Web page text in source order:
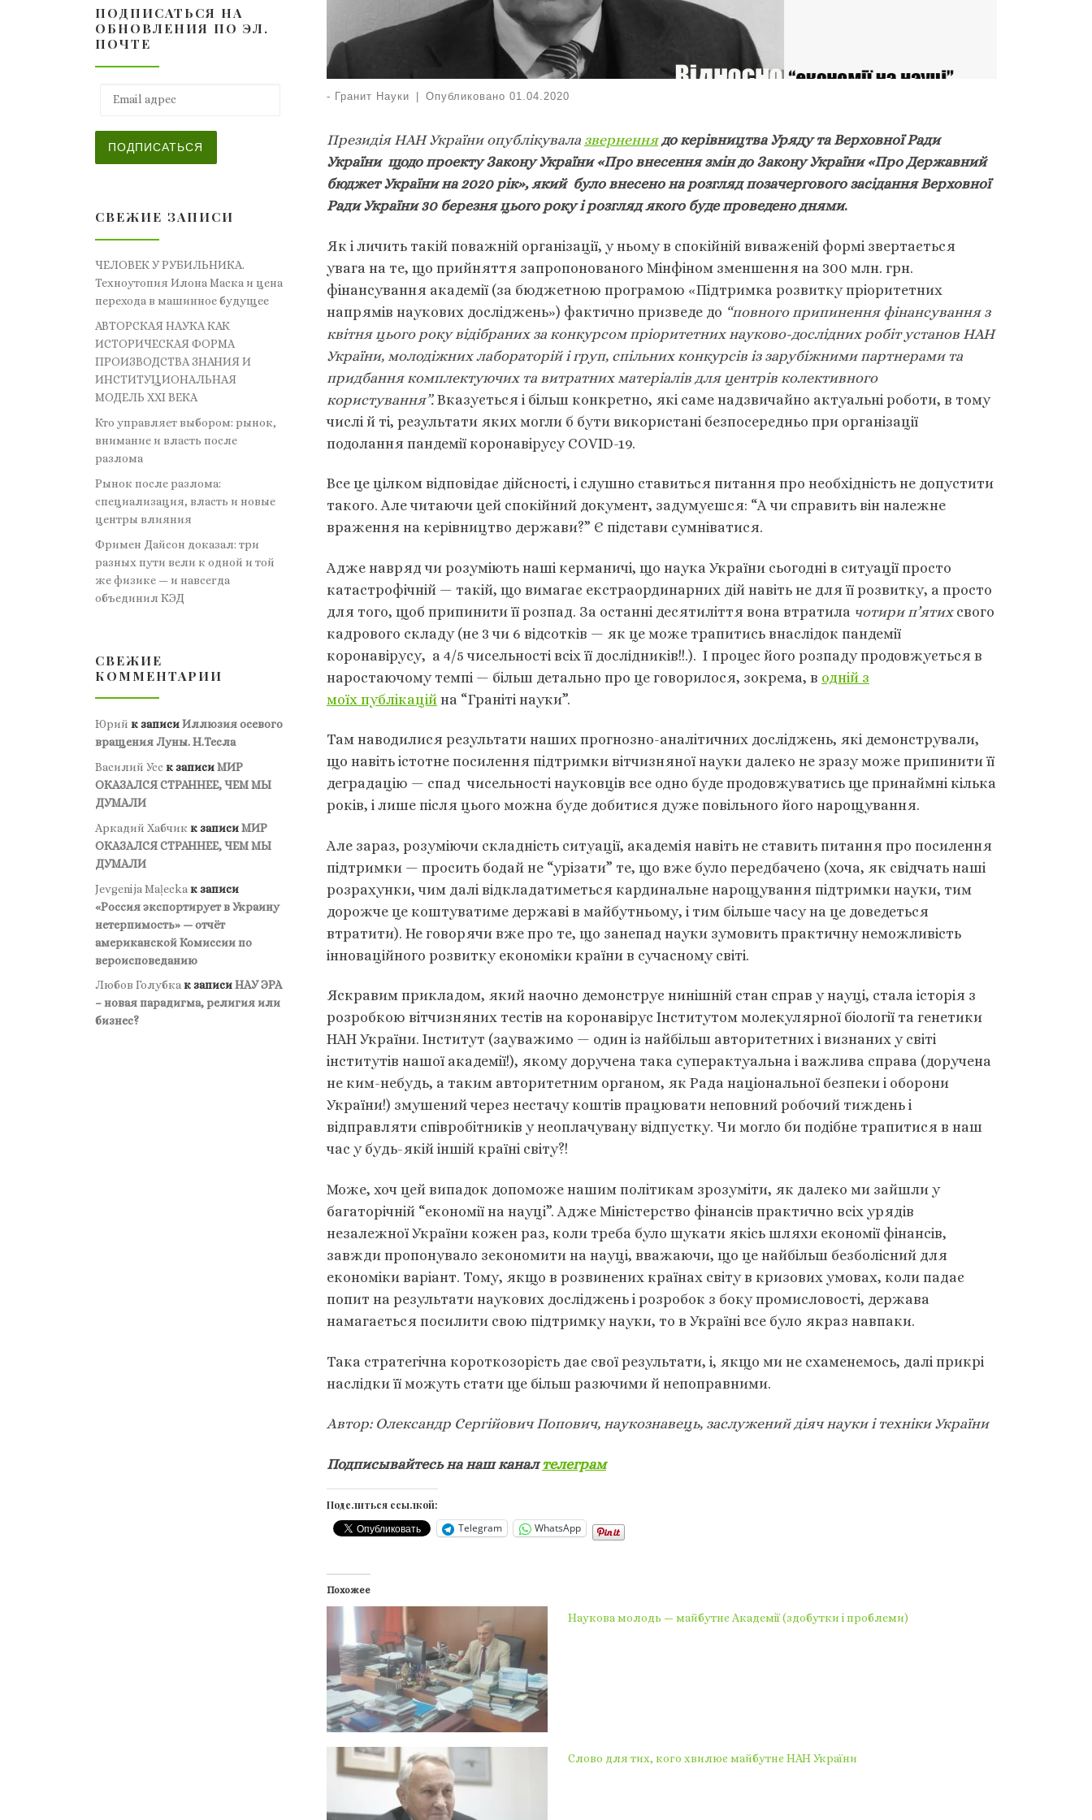
- Гранит Науки Опубликовано 01.04.2020
Президія НАН України опублікувала звернення до керівництва Уряду та Верховної Ради
України щодо проекту Закону України «Про внесення змін до Закону України «Про Державний
бюджет України на 2020 рік», який було внесено на розгляд позачергового засідання Верховної
Ради України 30 березня цього року і розгляд якого буде проведено днями.
Як і личить такій поважній організації, у ньому в спокійній виваженій формі звертається
увага на те, що прийняття запропонованого Мінфіном зменшення на 300 млн. грн.
фінансування академії (за бюджетною програмою «Підтримка розвитку пріоритетних
напрямів наукових досліджень») фактично призведе до “повного припинення фінансування з
квітня цього року відібраних за конкурсом пріоритетних науково-дослідних робіт установ НАН
України, молодіжних лабораторій і груп, спільних конкурсів із зарубіжними партнерами та
придбання комплектуючих та витратних матеріалів для центрів колективного
користування”. Вказується і більш конкретно, які саме надзвичайно актуальні роботи, в тому
числі й ті, результати яких могли б бути використані безпосередньо при організації
подолання пандемії коронавірусу COVID-19.
Все це цілком відповідає дійсності, і слушно ставиться питання про необхідність не допустити
такого. Але читаючи цей спокійний документ, задумуєшся: “А чи справить він належне
враження на керівництво держави?” Є підстави сумніватися.
Адже навряд чи розуміють наші керманичі, що наука України сьогодні в ситуації просто
катастрофічній — такій, що вимагає екстраординарних дій навіть не для її розвитку, а просто
для того, щоб припинити її розпад. За останні десятиліття вона втратила чотири п’ятих свого
кадрового складу (не 3 чи 6 відсотків — як це може трапитись внаслідок пандемії
коронавірусу, а 4/5 чисельності всіх її дослідників!!.). І процес його розпаду продовжується в
наростаючому темпі — більш детально про це говорилося, зокрема, в одній з
моїх публікацій на “Граніті науки”.
Там наводилися результати наших прогнозно-аналітичних досліджень, які демонстрували,
що навіть істотне посилення підтримки вітчизняної науки далеко не зразу може припинити її
деградацію — спад чисельності науковців все одно буде продовжуватись ще принаймні кілька
років, і лише після цього можна буде добитися дуже повільного його нарощування.
Але зараз, розуміючи складність ситуації, академія навіть не ставить питання про посилення
підтримки — просить бодай не “урізати” те, що вже було передбачено (хоча, як свідчать наші
розрахунки, чим далі відкладатиметься кардинальне нарощування підтримки науки, тим
дорожче це коштуватиме державі в майбутньому, і тим більше часу на це доведеться
втратити). Не говорячи вже про те, що занепад науки зумовить практичну неможливість
інноваційного розвитку економіки країни в сучасному світі.
Яскравим прикладом, який наочно демонструє нинішній стан справ у науці, стала історія з
розробкою вітчизняних тестів на коронавірус Інститутом молекулярної біології та генетики
НАН України. Інститут (зауважимо — один із найбільш авторитетних і визнаних у світі
інститутів нашої академії!), якому доручена така суперактуальна і важлива справа (доручена
не ким-небудь, а таким авторитетним органом, як Рада національної безпеки і оборони
України!) змушений через нестачу коштів працювати неповний робочий тиждень і
відправляти співробітників у неоплачувану відпустку. Чи могло би подібне трапитися в наш
час у будь-якій іншій країні світу?!
Може, хоч цей випадок допоможе нашим політикам зрозуміти, як далеко ми зайшли у
багаторічній “економії на науці”. Адже Міністерство фінансів практично всіх урядів
незалежної України кожен раз, коли треба було шукати якісь шляхи економії фінансів,
завжди пропонувало зекономити на науці, вважаючи, що це найбільш безболісний для
економіки варіант. Тому, якщо в розвинених країнах світу в кризових умовах, коли падає
попит на результати наукових досліджень і розробок з боку промисловості, держава
намагається посилити свою підтримку науки, то в Україні все було якраз навпаки.
Така стратегічна короткозорість дає свої результати, і, якщо ми не схаменемось, далі прикрі
наслідки її можуть стати ще більш разючими й непоправними.
Автор: Олександр Сергійович Попович, наукознавець, заслужений діяч науки і техніки України
Подписывайтесь на наш каналтелеграм
Поделиться ссылкой:
Telegram WhatsApp
Похожее
Наукова молодь — майбутнє Академії (здобутки і проблеми)
Слово для тих, кого хвилює майбутнє НАН України
ПОДПИСАТЬСЯ НА
ОБНОВЛЕНИЯ ПО ЭЛ.
ПОЧТЕ
ПОДПИСАТЬСЯ
СВЕЖИЕ ЗАПИСИ
ЧЕЛОВЕК У РУБИЛЬНИКА.
Техноутопия Илона Маска и цена
перехода в машинное будущее
АВТОРСКАЯ НАУКА КАК
ИСТОРИЧЕСКАЯ ФОРМА
ПРОИЗВОДСТВА ЗНАНИЯ И
ИНСТИТУЦИОНАЛЬНАЯ
МОДЕЛЬ XXI ВЕКА
Кто управляет выбором: рынок,
внимание и власть после
разлома
Рынок после разлома:
специализация, власть и новые
центры влияния
Фримен Дайсон доказал: три
разных пути вели к одной и той
же физике — и навсегда
объединил КЭД
СВЕЖИЕ
КОММЕНТАРИИ
Юрий к записиИллюзия осевого
вращения Луны. Н.Тесла
Василий Усс к записиМИР
ОКАЗАЛСЯ СТРАННЕЕ, ЧЕМ МЫ
ДУМАЛИ
Аркадий Хабчик к записиМИР
ОКАЗАЛСЯ СТРАННЕЕ, ЧЕМ МЫ
ДУМАЛИ
Jevgenija Maļecka к записи
«Россия экспортирует в Украину
нетерпимость» — отчёт
американской Комиссии по
вероисповеданию
Любов Голубкак записиНАУ ЭРА
– новая парадигма, религия или
бизнес?